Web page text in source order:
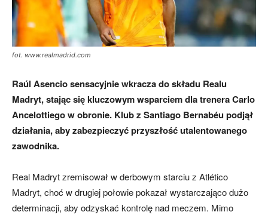
fot. www.realmadrid.com
Raúl Asencio sensacyjnie wkracza do składu Realu
Madryt, stając się kluczowym wsparciem dla trenera Carlo
Ancelottiego w obronie. Klub z Santiago Bernabéu podjął
działania, aby zabezpieczyć przyszłość utalentowanego
zawodnika.
Real Madryt zremisował w derbowym starciu z Atlético
Madryt, choć w drugiej połowie pokazał wystarczająco dużo
determinacji, aby odzyskać kontrolę nad meczem. Mimo